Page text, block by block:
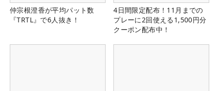
仲宗根澄香が平均パット数
『TRTL』で6人抜き！
4日間限定配布！11月までの
プレーに2回使える1,500円分
クーポン配布中！